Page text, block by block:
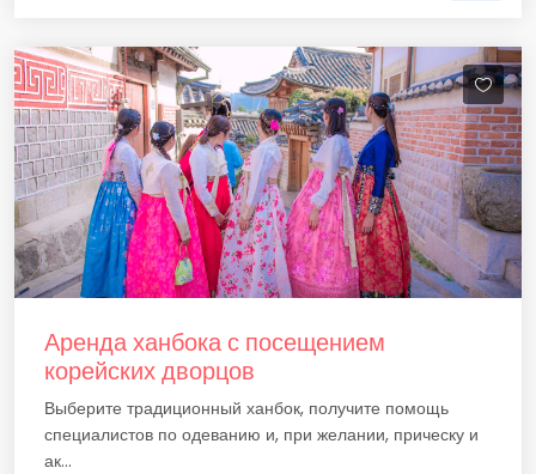
Аренда ханбока с посещением
корейских дворцов
Выберите традиционный ханбок, получите помощь
специалистов по одеванию и, при желании, прическу и
ак...